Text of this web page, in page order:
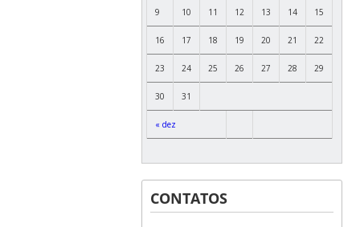
« dez
9 10 11 12 13 14 15
16 17 18 19 20 21 22
23 24 25 26 27 28 29
30 31
CONTATOS